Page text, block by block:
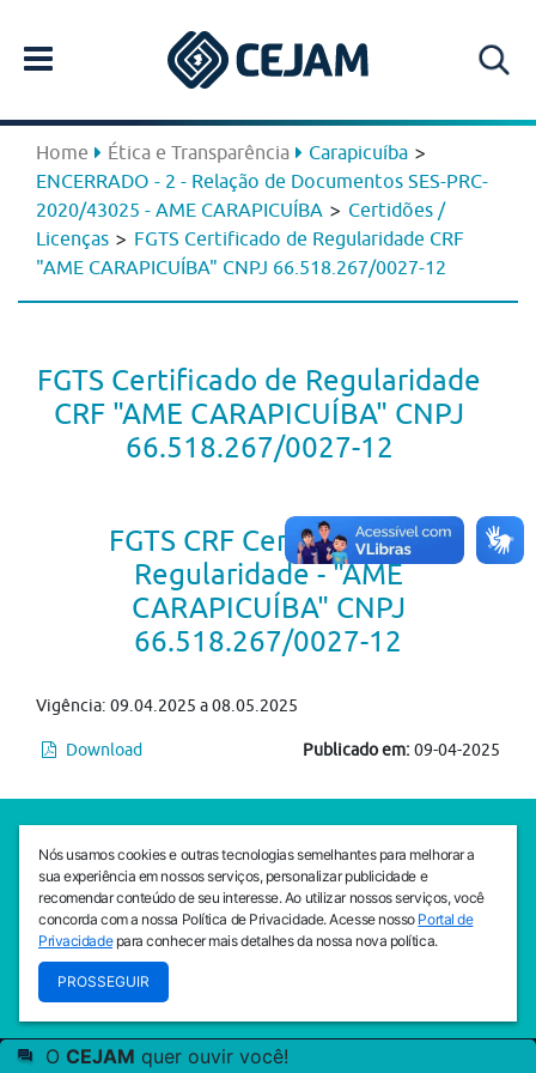
Home Ética e Transparência Carapicuíba >
ENCERRADO - 2 - Relação de Documentos SES-PRC-
2020/43025 - AME CARAPICUÍBA > Certidões /
Licenças > FGTS Certificado de Regularidade CRF
"AME CARAPICUÍBA" CNPJ 66.518.267/0027-12
FGTS Certificado de Regularidade
CRF "AME CARAPICUÍBA" CNPJ
66.518.267/0027-12
FGTS CRF Certificado de
Regularidade - "AME
CARAPICUÍBA" CNPJ
66.518.267/0027-12
Vigência: 09.04.2025 a 08.05.2025
Download Publicado em:09-04-2025
SEDE CEJAM
Av. da Liberdade, 765, Liberdade, São Paulo, 01503-001
(11) 3469 - 1818
INSTITUTO CEJAM
Av. da Liberdade, 765, Liberdade, São Paulo, 01503-001
© 2026
Nós usamos cookies e outras tecnologias semelhantes para melhorar a
sua experiência em nossos serviços, personalizar publicidade e
recomendar conteúdo de seu interesse. Ao utilizar nossos serviços, você
concorda com a nossa Política de Privacidade. Acesse nosso Portal de
Privacidadepara conhecer mais detalhes da nossa nova política.
PROSSEGUIR
O CEJAM quer ouvir você!